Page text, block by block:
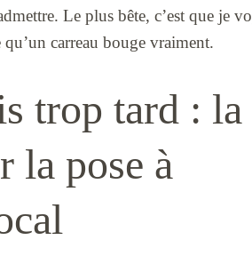
Le plus bête, c’est que je
carreau bouge vraiment.
trop tard : la
la pose à